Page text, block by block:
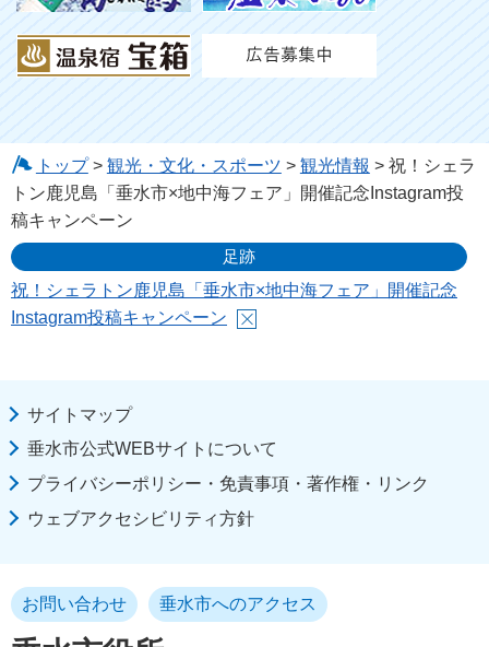
トップ> 観光・文化・スポーツ > 観光情報 > 祝！シェラ
トン鹿児島「垂水市×地中海フェア」開催記念Instagram投
稿キャンペーン
足跡
祝！シェラトン鹿児島「垂水市×地中海フェア」開催記念
Instagram投稿キャンペーン
サイトマップ
垂水市公式WEBサイトについて
プライバシーポリシー・免責事項・著作権・リンク
ウェブアクセシビリティ方針
お問い合わせ 垂水市へのアクセス